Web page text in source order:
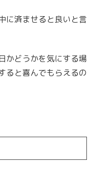
に済ませると良いと言
かどうかを気にする場
ると喜んでもらえるの